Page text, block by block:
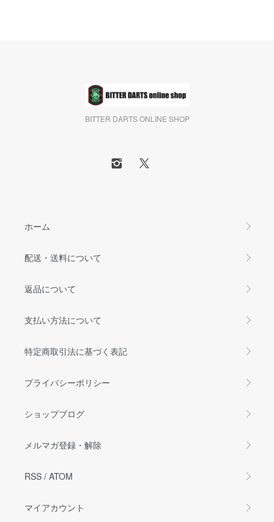
BITTER DARTS ONLINE SHOP
ホーム
配送・送料について
返品について
支払い方法について
特定商取引法に基づく表記
プライバシーポリシー
ショップブログ
メルマガ登録・解除
RSS / ATOM
マイアカウント